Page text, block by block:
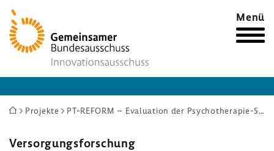
Zur
Startseite
Menü
Sie
hier:
Projekte PT-REFORM – Evaluation der Psychotherapie-Strukturreform
Versor­gungs­for­schung